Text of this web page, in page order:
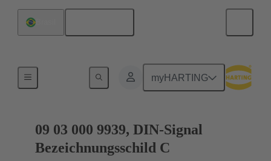
myHARTING
Conexão da placa-mãe para placa-filha
09 03 000 9939, DIN-Signal
Bezeichnungsschild C